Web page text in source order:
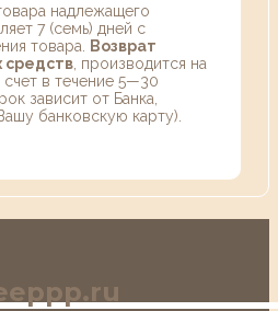
надлежащего
7 (семь) дней с
товара.
Возврат
средств , производится на
в течение 5—30
зависит от Банка,
банковскую карту).